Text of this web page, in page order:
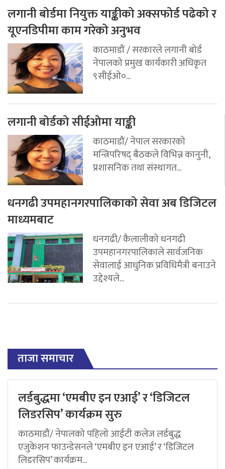
लगानी बोर्डमा नियुक्त याङ्कीको अक्सफोर्ड पढेको र
यूएनडिपीमा काम गरेको अनुभव
काठमाडौं / सरकारले लगानी बोर्ड
नेपालको प्रमुख कार्यकारी अधिकृत
९सीईओ०...
लगानी बोर्डको सीईओमा याङ्की
काठमाडौं/ नेपाल सरकारको
मन्त्रिपरिषद् बैठकले विभिन्न कानुनी,
प्रशासनिक तथा संस्थागत...
धनगढी उपमहानगरपालिकाको सेवा अब डिजिटल
माध्यमबाट
धनगढी/ कैलालीको धनगढी
उपमहानगरपालिकाले सार्वजनिक
सेवालाई आधुनिक प्रविधिमैत्री बनाउने
उद्देश्यले...
ताजा समाचार
लर्डबुद्धमा ‘एमबीए इन एआई’ र ‘डिजिटल
लिडरसिप’ कार्यक्रम सुरु
काठमाडौं/ नेपालको पहिलो आईटी कलेज लर्डबुद्ध
एजुकेशन फाउन्डेसनले ‘एमबीए इन एआई’ र ‘डिजिटल
लिडरसिप’ कार्यक्रम...